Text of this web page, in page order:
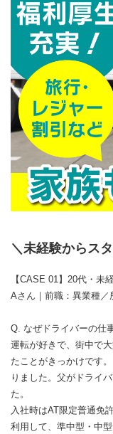
＼未経験からス
【CASE 01】20代・未
Aさん｜前職：異業種／
Q. なぜドライバーの仕
運転が好きで、街中で
たことがきっかけです
りました。父がドライ
た。
入社時はAT限定普通免
利用して、準中型・中